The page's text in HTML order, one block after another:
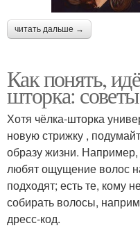
читать дальше →
Как понять,
шторка:
Хотя чёлка-шторка
новую стрижку ,
образу жизни.
любят ощущение волос
подходят; есть те, кому
собирать волосы,
дресс-код.